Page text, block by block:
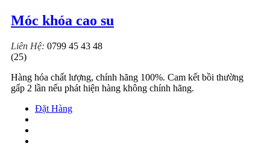
Móc khóa cao su
Liên Hệ: 0799 45 43 48
(25)
Hàng hóa chất lượng, chính hãng 100%. Cam kết bồi thường
gấp 2 lần nếu phát hiện hàng không chính hãng.
Đặt Hàng